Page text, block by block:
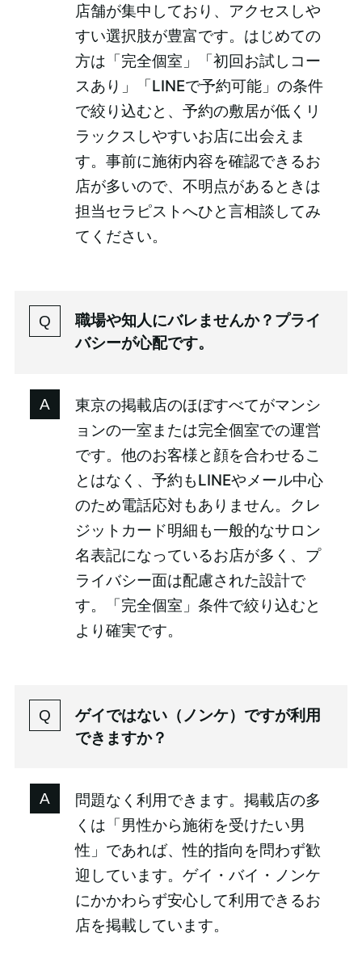
店舗が集中しており、アクセスしや
すい選択肢が豊富です。はじめての
方は「完全個室」「初回お試しコー
スあり」「LINEで予約可能」の条件
で絞り込むと、予約の敷居が低くリ
ラックスしやすいお店に出会えま
す。事前に施術内容を確認できるお
店が多いので、不明点があるときは
担当セラピストへひと言相談してみ
てください。
職場や知人にバレませんか？プライ
バシーが心配です。
東京の掲載店のほぼすべてがマンシ
ョンの一室または完全個室での運営
です。他のお客様と顔を合わせるこ
とはなく、予約もLINEやメール中心
のため電話応対もありません。クレ
ジットカード明細も一般的なサロン
名表記になっているお店が多く、プ
ライバシー面は配慮された設計で
す。「完全個室」条件で絞り込むと
より確実です。
ゲイではない（ノンケ）ですが利用
できますか？
問題なく利用できます。掲載店の多
くは「男性から施術を受けたい男
性」であれば、性的指向を問わず歓
迎しています。ゲイ・バイ・ノンケ
にかかわらず安心して利用できるお
店を掲載しています。